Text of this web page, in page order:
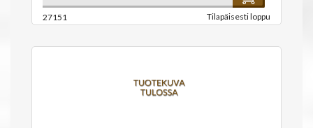
27151 Tilapäisesti loppu